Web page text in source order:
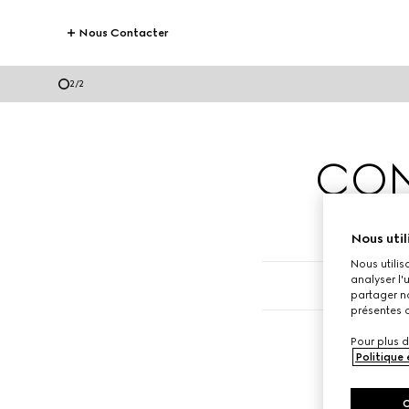
Nous Contacter
2/2
Nous
Nous
analyser
partager
présentes
Pour plus
Politique